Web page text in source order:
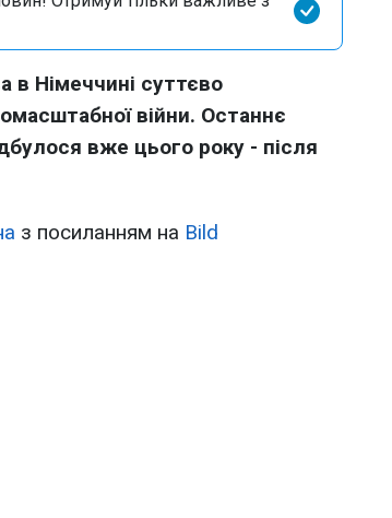
в Німеччині суттєво
війни. Останнє
вже цього року - після
з посиланням на Bild